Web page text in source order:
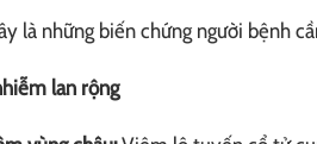
là những biến chứng người bệnh
lan rộng